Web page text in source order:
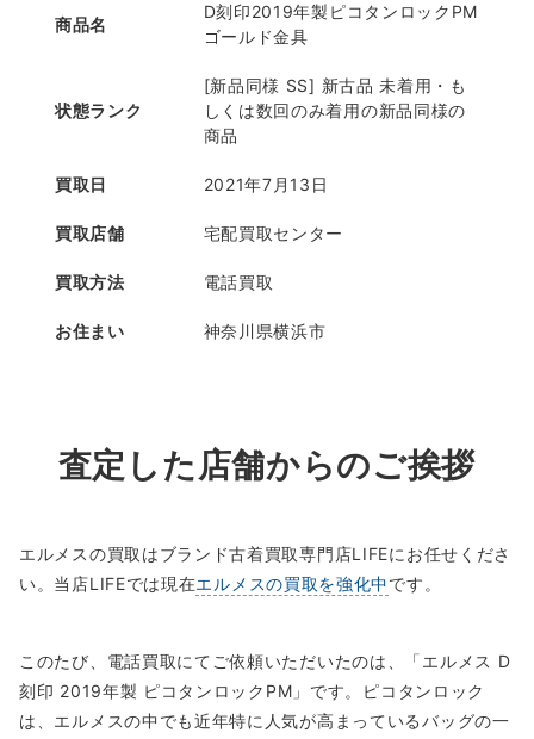
商品名
D刻印2019年製ピコタンロックPM
ゴールド金具
状態ランク
[新品同様 SS] 新古品 未着用・も
しくは数回のみ着用の新品同様の
商品
買取日 2021年7月13日
買取店舗 宅配買取センター
買取方法 電話買取
お住まい 神奈川県横浜市
査定した店舗からのご挨拶
エルメスの買取はブランド古着買取専門店LIFEにお任せくださ
い。当店LIFEでは現在エルメスの買取を強化中です。
このたび、電話買取にてご依頼いただいたのは、「エルメス D
刻印 2019年製 ピコタンロックPM」です。ピコタンロック
は、エルメスの中でも近年特に人気が高まっているバッグの一